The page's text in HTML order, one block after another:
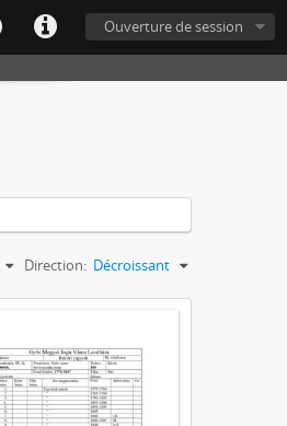
Ouverture de session
Direction: Décroissant